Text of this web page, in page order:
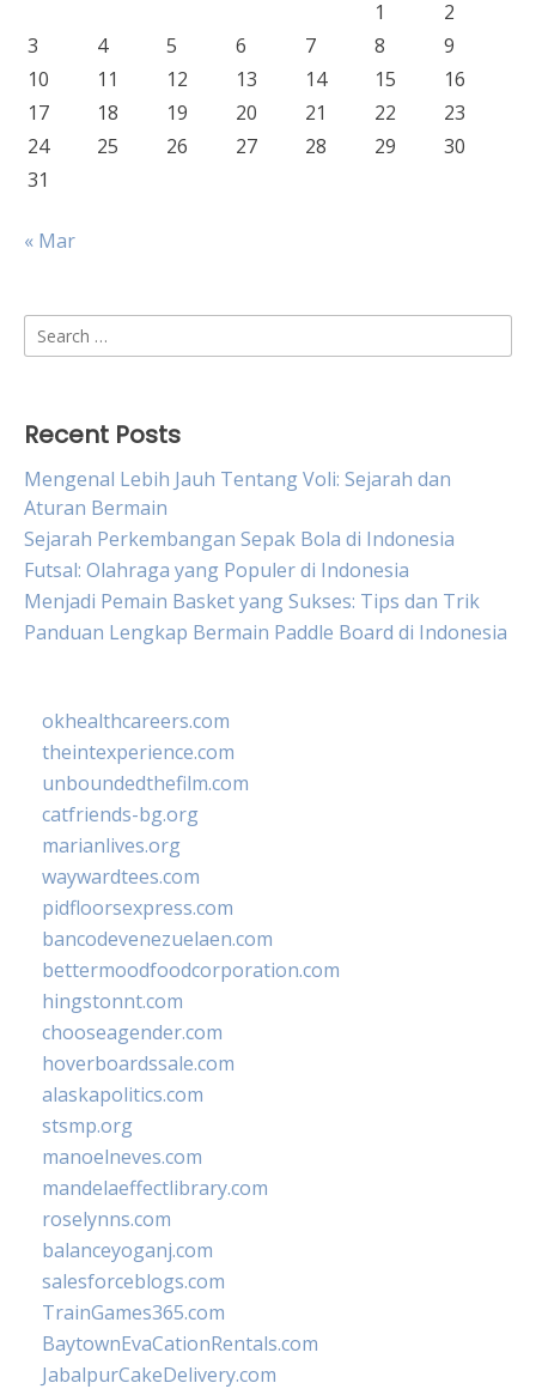
1
2
3
4 5 6 7 8
9
10
11 12 13 14 15
16
17
18 19 20 21 22
23
24
25 26 27 28 29
30
31
« Mar
Search
for:
Recent Posts
Mengenal Lebih Jauh Tentang Voli: Sejarah dan
Aturan Bermain
Sejarah Perkembangan Sepak Bola di Indonesia
Futsal: Olahraga yang Populer di Indonesia
Menjadi Pemain Basket yang Sukses: Tips dan Trik
Panduan Lengkap Bermain Paddle Board di Indonesia
okhealthcareers.com
theintexperience.com
unboundedthefilm.com
catfriends-bg.org
marianlives.org
waywardtees.com
pidfloorsexpress.com
bancodevenezuelaen.com
bettermoodfoodcorporation.com
hingstonnt.com
chooseagender.com
hoverboardssale.com
alaskapolitics.com
stsmp.org
manoelneves.com
mandelaeffectlibrary.com
roselynns.com
balanceyoganj.com
salesforceblogs.com
TrainGames365.com
BaytownEvaCationRentals.com
JabalpurCakeDelivery.com